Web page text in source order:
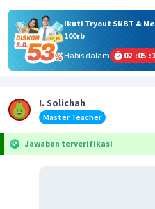
Ikuti Tryout SNBT &
100rb
Habis dalam
02 :05 :
I. Solichah
Master Teacher
Jawaban terverifikasi